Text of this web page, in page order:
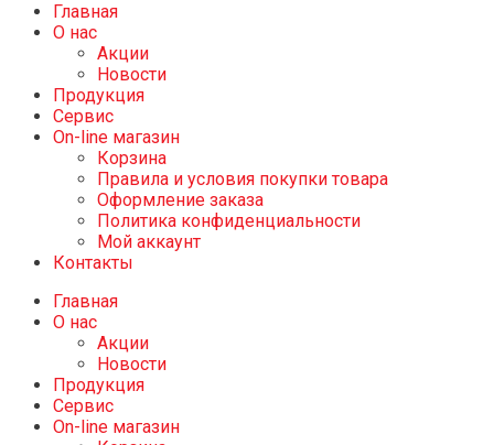
Главная
О нас
Акции
Новости
Продукция
Сервис
On-line магазин
Корзина
Правила и условия покупки товара
Оформление заказа
Политика конфиденциальности
Мой аккаунт
Контакты
Главная
О нас
Акции
Новости
Продукция
Сервис
On-line магазин